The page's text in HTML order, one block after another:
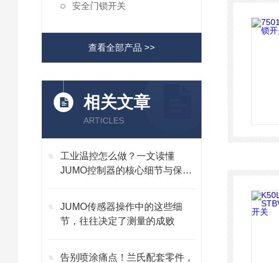
安全门锁开关
查看全部产品 >>
相关文章
ARTICLES
工业温控怎么做？一文读懂
JUMO控制器的核心细节与保养
JUMO传感器操作中的这些细
节，往往决定了测量的成败
告别喷涂痛点！兰氏配套零件，